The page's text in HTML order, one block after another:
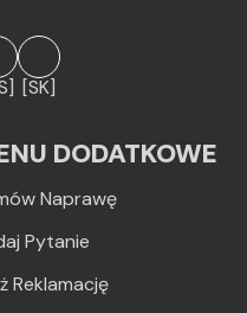
[SK]
DODATKOWE
Naprawę
Pytanie
Reklamację